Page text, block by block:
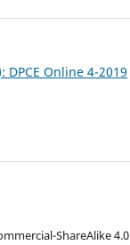
DPCE Online 4-2019
ShareAlike 4.0